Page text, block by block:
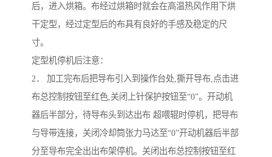
后，进入烘箱。布经过烘箱时就会在高温热风作用下烘
干定型，经过定型后的布具有良好的手感及稳定的尺
寸。
定型机停机后注意：
2． 加工完布后把导布引入到操作台处,撕开导布,点击进
布总控制按钮至红色,关闭上针保护按钮至“0”。开动机
器后半部分，待导布头到达出布 超喂辊时停机，把导布
与导带连接，关闭冷却筒张力马达至“0”开动机器后半部
分至导布完全出出布架停机。关闭出布总控制按钮至红